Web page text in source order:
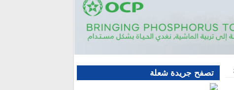
تصفح جريدة شعلة